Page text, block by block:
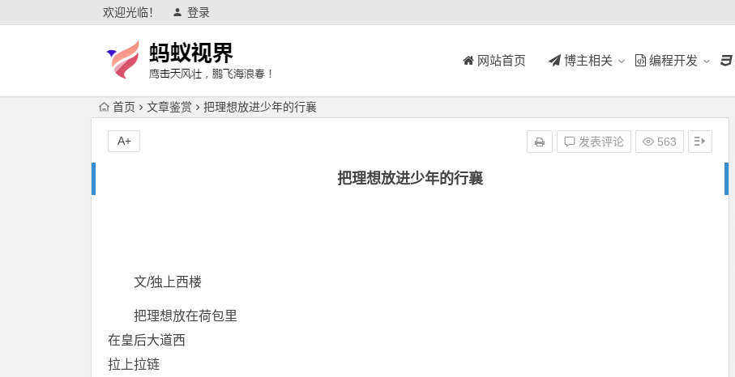
欢迎光临！ 登录
网站首页 博主相关 编程开发
首页 文章鉴赏 把理想放进少年的行襄
把理想放进少年的行襄
发表评论 563
A+
文/独上西楼
把理想放在荷包里
在皇后大道西
拉上拉链